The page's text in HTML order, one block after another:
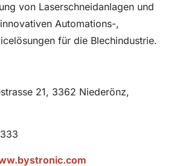
von Laserschneidanlagen und
Automations-,
für die Blechindustrie.
21, 3362 Niederönz,